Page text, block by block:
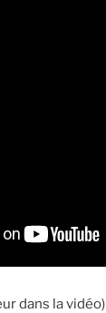
dans la vidéo)